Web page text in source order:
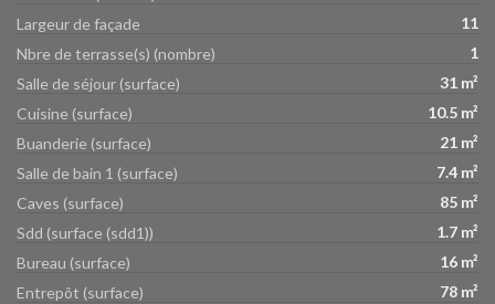
Largeur de façade
11
Nbre de terrasse(s) (nombre)
1
Salle de séjour (surface)
31 m²
Cuisine (surface)
10.5 m²
Buanderie (surface)
21 m²
Salle de bain 1 (surface)
7.4 m²
Caves (surface)
85 m²
Sdd (surface (sdd1))
1.7 m²
Bureau (surface)
16 m²
Entrepôt (surface)
78 m²